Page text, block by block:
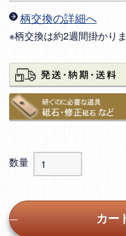
柄交換の詳細へ
※柄交換は約2週間掛かりま
カー